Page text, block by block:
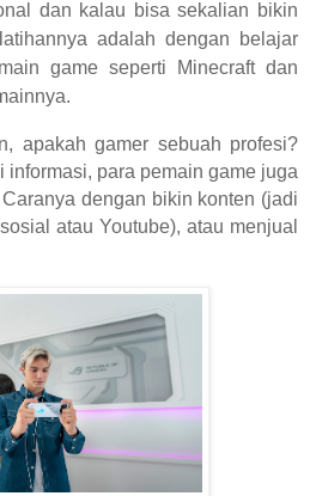
dan kalau bisa sekalian bikin
adalah dengan belajar
game seperti Minecraft dan
apakah gamer sebuah profesi?
informasi, para pemain game juga
dengan bikin konten (jadi
atau Youtube), atau menjual